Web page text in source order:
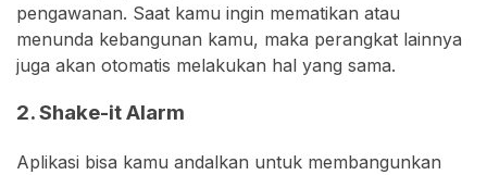
pengawanan. Saat kamu ingin mematikan atau
menunda kebangunan kamu, maka perangkat lainnya
juga akan otomatis melakukan hal yang sama.
2. Shake-it Alarm
Aplikasi bisa kamu andalkan untuk membangunkan